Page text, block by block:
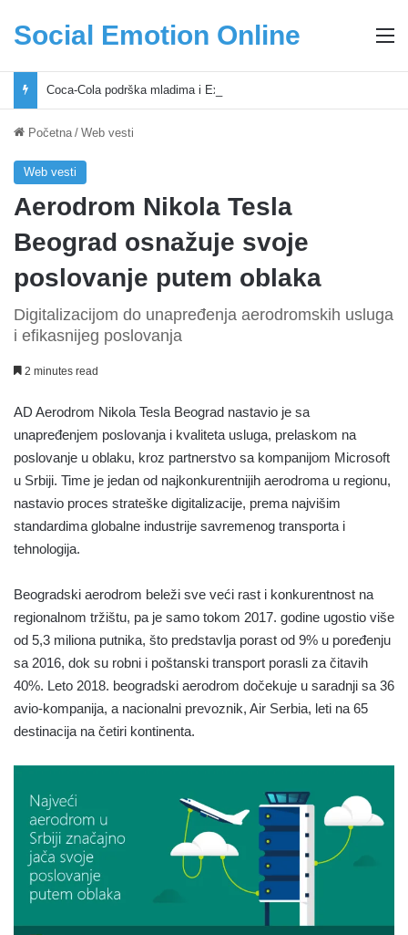
Social Emotion Online
Početna / Web vesti
Web vesti
Aerodrom Nikola Tesla
Beograd osnažuje svoje
poslovanje putem oblaka
Digitalizacijom do unapređenja aerodromskih usluga
i efikasnijeg poslovanja
2 minutes read
AD Aerodrom Nikola Tesla Beograd nastavio je sa
unapređenjem poslovanja i kvaliteta usluga, prelaskom na
poslovanje u oblaku, kroz partnerstvo sa kompanijom Microsoft
u Srbiji. Time je jedan od najkonkurentnijih aerodroma u regionu,
nastavio proces strateške digitalizacije, prema najvišim
standardima globalne industrije savremenog transporta i
tehnologija.
Beogradski aerodrom beleži sve veći rast i konkurentnost na
regionalnom tržištu, pa je samo tokom 2017. godine ugostio više
od 5,3 miliona putnika, što predstavlja porast od 9% u poređenju
sa 2016, dok su robni i poštanski transport porasli za čitavih
40%. Leto 2018. beogradski aerodrom dočekuje u saradnji sa 36
avio-kompanija, a nacionalni prevoznik, Air Serbia, leti na 65
destinacija na četiri kontinenta.